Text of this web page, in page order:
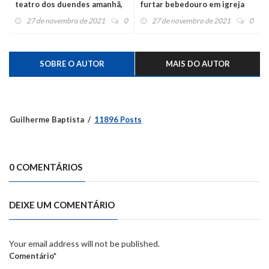
teatro dos duendes amanhã,
no Caí27 de novembro de 2021 0
furtar bebedouro em igreja
27 de novembro de 2021 0
SOBRE O AUTOR MAIS DO AUTOR
Guilherme Baptista 11896 Posts
0 COMENTÁRIOS
DEIXE UM COMENTÁRIO
Your email address will not be published.
Comentário*